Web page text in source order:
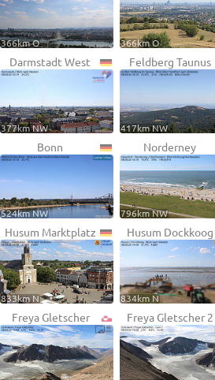
366km O 366km O
Darmstadt West
377km NW
Feldberg Taunus
417km NW
Bonn
524km NW
Norderney
796km NW
Husum Marktplatz
833km N
Husum Dockkoog
834km N
Freya Gletscher Freya Gletscher 2